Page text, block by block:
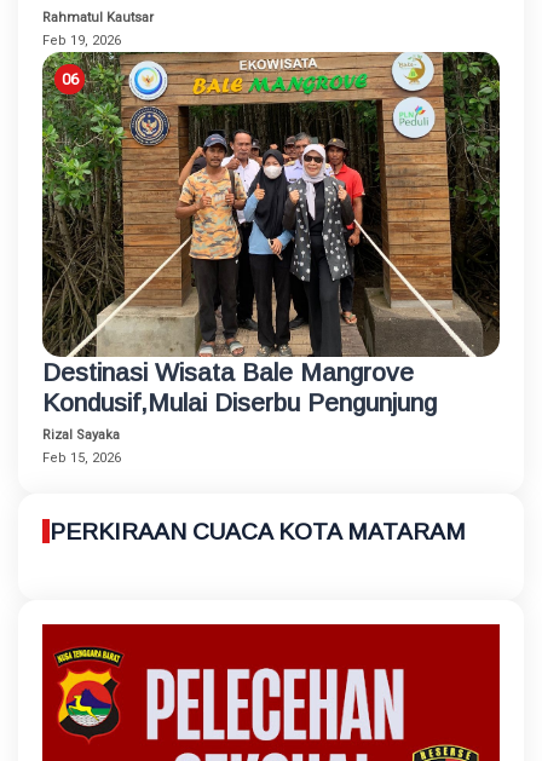
Rahmatul Kautsar
Feb 19, 2026
Destinasi Wisata Bale Mangrove
Kondusif,Mulai Diserbu Pengunjung
Rizal Sayaka
Feb 15, 2026
PERKIRAAN CUACA KOTA MATARAM